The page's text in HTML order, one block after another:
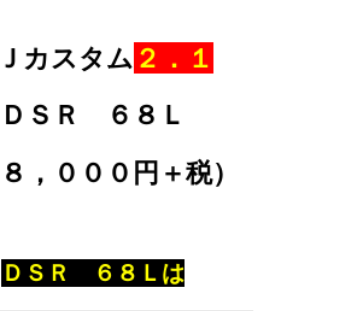
カスタム ２．１
ＤＳＲ ６８Ｌ
８，０００円＋税）
ＤＳＲ ６８Ｌは